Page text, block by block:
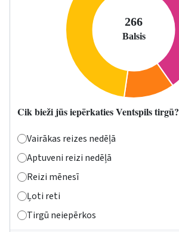
Cik bieži jūs iepērkaties Ventspils tirgū?
Vairākas reizes nedēļā
Aptuveni reizi nedēļā
Reizi mēnesī
Ļoti reti
Tirgū neiepērkos